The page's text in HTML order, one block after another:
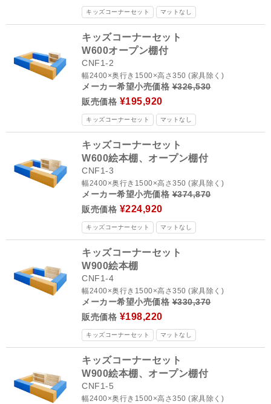
キッズコーナーセット マットなし
キッズコーナーセット
W600オープン棚付
CNF1-2
幅2400×奥行き1500×高さ350 (家具除く)
メーカー希望小売価格¥326,530
販売価格 ¥195,920
キッズコーナーセット マットなし
キッズコーナーセット
W600絵本棚、オープン棚付
CNF1-3
幅2400×奥行き1500×高さ350 (家具除く)
メーカー希望小売価格¥374,870
販売価格 ¥224,920
キッズコーナーセット マットなし
キッズコーナーセット
W900絵本棚
CNF1-4
幅2400×奥行き1500×高さ350 (家具除く)
メーカー希望小売価格¥330,370
販売価格 ¥198,220
キッズコーナーセット マットなし
キッズコーナーセット
W900絵本棚、オープン棚付
CNF1-5
幅2400×奥行き1500×高さ350 (家具除く)